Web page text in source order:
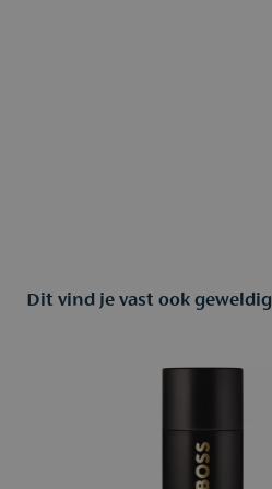
Dit vind je vast ook geweldig